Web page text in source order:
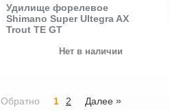
Удилище форелевое
Shimano Super Ultegra AX
Trout TE GT
Нет в наличии
Обратно 1 2 Далее »